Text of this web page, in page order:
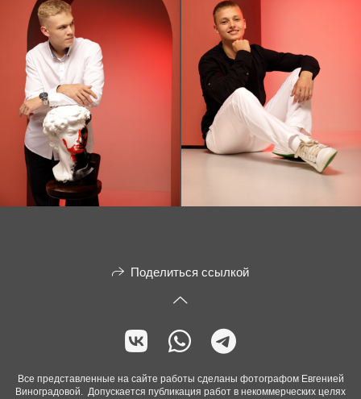
Поделиться ссылкой
Все представленные на сайте работы сделаны фотографом Евгенией
Виноградовой. Допускается публикация работ в некоммерческих целях